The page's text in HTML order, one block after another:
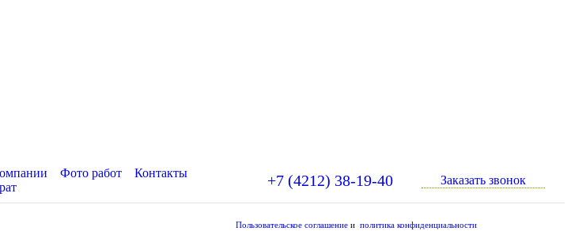
Фото работ
Контакты
+7 (4212) 38-19-40 Заказать звонок
Пользовательское соглашение иполитика конфиденциальности